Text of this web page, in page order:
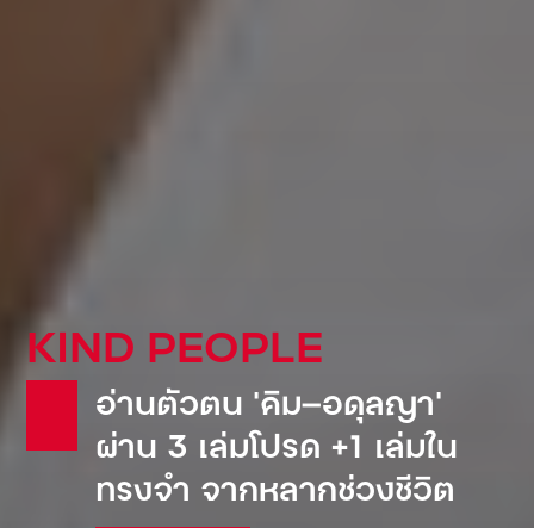
KIND PEOPLE
อ่านตัวตน ‘คิม—อดุลญา’
ผ่าน 3 เล่มโปรด +1 เล่มใน
ทรงจำ จากหลากช่วงชีวิต